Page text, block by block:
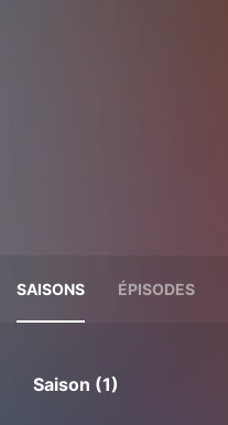
SAISONS ÉPISODES
Saison (1)